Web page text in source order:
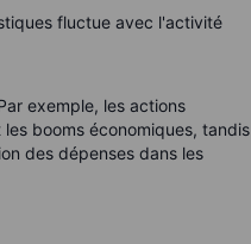
fluctue avec l'activité
exemple, les actions
booms économiques, tandis
des dépenses dans les